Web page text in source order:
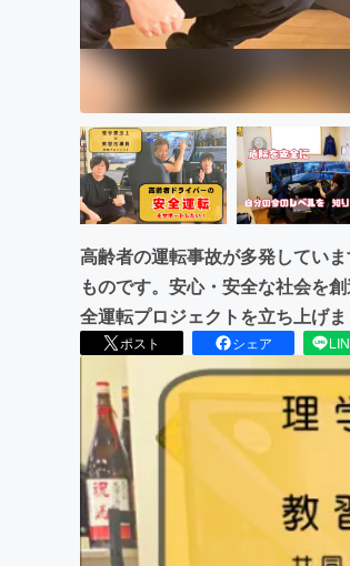
高齢者の運転事故が多発してい
ものです。安心・安全な社会を
全運転プロジェクトを立ち上げま
ポスト シェア